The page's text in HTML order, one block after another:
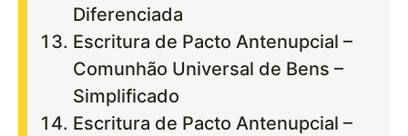
Diferenciada
Escritura de Pacto Antenupcial –
Comunhão Universal de Bens –
Simplificado
Escritura de Pacto Antenupcial –